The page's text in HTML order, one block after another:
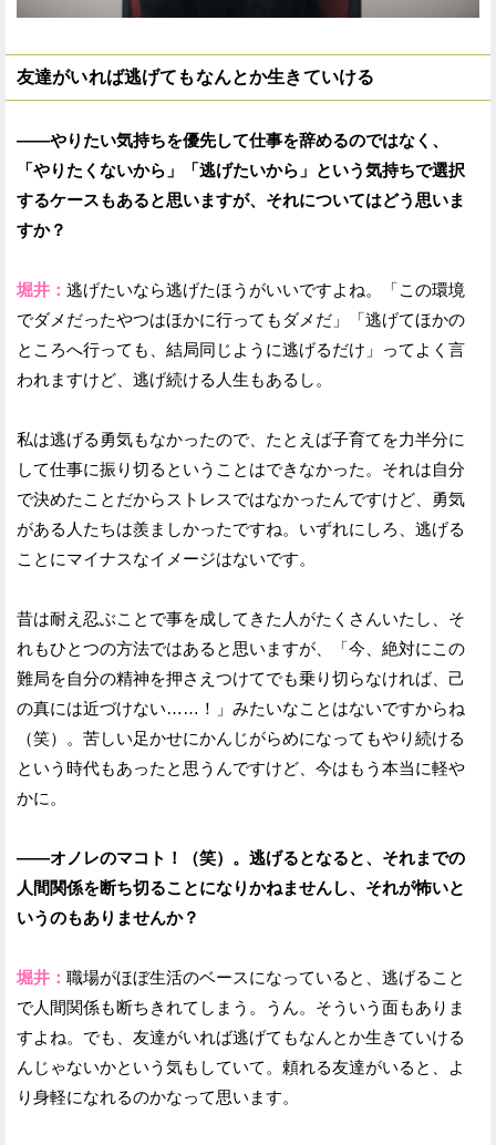
友達がいれば逃げてもなんとか生きていける
——やりたい気持ちを優先して仕事を辞めるのではなく、
「やりたくないから」「逃げたいから」という気持ちで選択
するケースもあると思いますが、それについてはどう思いま
すか？
堀井： 逃げたいなら逃げたほうがいいですよね。「この環境
でダメだったやつはほかに行ってもダメだ」「逃げてほかの
ところへ行っても、結局同じように逃げるだけ」ってよく言
われますけど、逃げ続ける人生もあるし。
私は逃げる勇気もなかったので、たとえば子育てを力半分に
して仕事に振り切るということはできなかった。それは自分
で決めたことだからストレスではなかったんですけど、勇気
がある人たちは羨ましかったですね。いずれにしろ、逃げる
ことにマイナスなイメージはないです。
昔は耐え忍ぶことで事を成してきた人がたくさんいたし、そ
れもひとつの方法ではあると思いますが、「今、絶対にこの
難局を自分の精神を押さえつけてでも乗り切らなければ、己
の真には近づけない……！」みたいなことはないですからね
（笑）。苦しい足かせにかんじがらめになってもやり続ける
という時代もあったと思うんですけど、今はもう本当に軽や
かに。
——オノレのマコト！（笑）。逃げるとなると、それまでの
人間関係を断ち切ることになりかねませんし、それが怖いと
いうのもありませんか？
堀井： 職場がほぼ生活のベースになっていると、逃げること
で人間関係も断ちきれてしまう。うん。そういう面もありま
すよね。でも、友達がいれば逃げてもなんとか生きていける
んじゃないかという気もしていて。頼れる友達がいると、よ
り身軽になれるのかなって思います。